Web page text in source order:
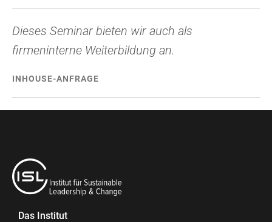
Dieses Seminar bieten wir auch als
firmeninterne Weiterbildung an.
INHOUSE-ANFRAGE
Das Institut